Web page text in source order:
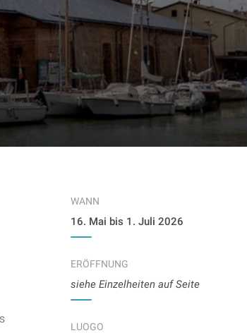
WANN
16. Mai bis 1. Juli 2026
ERÖFFNUNG
siehe Einzelheiten auf Seite
LUOGO